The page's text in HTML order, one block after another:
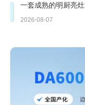
一套成熟的明厨亮
2026-08-07